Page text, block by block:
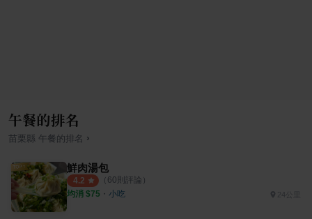
午餐的排名
苗栗縣 午餐的排名 ›
鮮肉湯包
4.2 （ 60則評論）
均消 $75 ・ 小吃 24公里